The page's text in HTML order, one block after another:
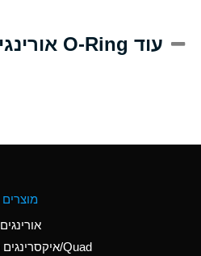
(Aqueous)
Aluminum Nitrate
(Aqueous)
עוד O-Ring אורינגים מאותו החומר
מוצרים
אורינגים
Quad/איקסרינגים (X-Rings)